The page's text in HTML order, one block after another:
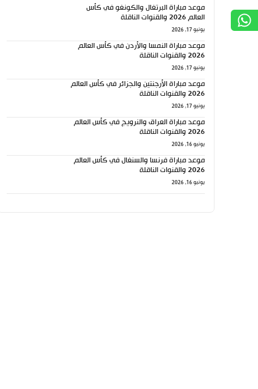
موعد مباراة البرتغال والكونغو في كأس
العالم 2026 والقنوات الناقلة
يونيو 17, 2026
موعد مباراة النمسا والأردن في كأس العالم
2026 والقنوات الناقلة
يونيو 17, 2026
موعد مباراة الأرجنتين والجزائر في كأس العالم
2026 والقنوات الناقلة
يونيو 17, 2026
موعد مباراة العراق والنرويج في كأس العالم
2026 والقنوات الناقلة
يونيو 16, 2026
موعد مباراة فرنسا والسنغال في كأس العالم
2026 والقنوات الناقلة
يونيو 16, 2026